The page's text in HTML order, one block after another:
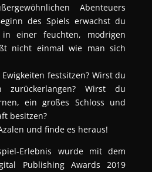
Abenteuers
des Spiels erwachst du
einer feuchten, modrigen
nicht einmal wie man sich
festsitzen? Wirst du
zurückerlangen? Wirst du
ein großes Schloss und
besitzen?
und finde es heraus!
Erlebnis wurde mit dem
Publishing Awards 2019